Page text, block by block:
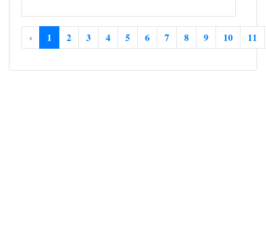
‹ 1 2 3 4 5 6 7 8 9 10 11